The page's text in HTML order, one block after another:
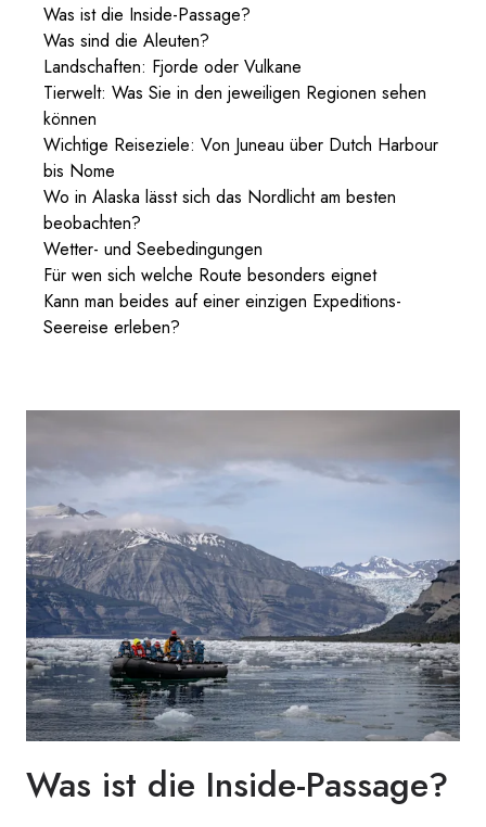
Was ist die Inside-Passage?
Was sind die Aleuten?
Landschaften: Fjorde oder Vulkane
Tierwelt: Was Sie in den jeweiligen Regionen sehen
können
Wichtige Reiseziele: Von Juneau über Dutch Harbour
bis Nome
Wo in Alaska lässt sich das Nordlicht am besten
beobachten?
Wetter- und Seebedingungen
Für wen sich welche Route besonders eignet
Kann man beides auf einer einzigen Expeditions-
Seereise erleben?
Was ist die Inside-Passage?